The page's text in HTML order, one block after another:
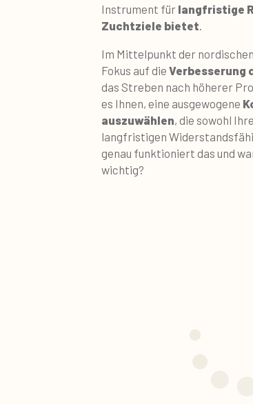
Instrument für langfristige
Zuchtziele bietet
Im Mittelpunkt der
Fokus auf die Verbesserung
das Streben nach höherer
es Ihnen, eine ausgewogene
auszuwählen, die sowohl
langfristigen
genau funktioniert das und
wichtig?